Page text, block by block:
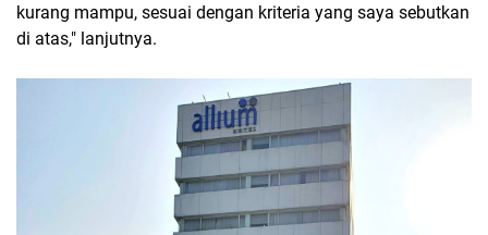
kurang mampu, sesuai dengan kriteria yang saya sebutkan
di atas," lanjutnya.